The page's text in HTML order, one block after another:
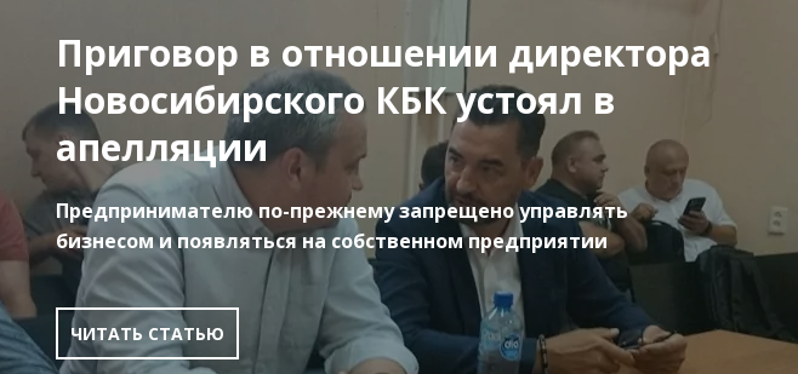
Приговор в отношении директора
Новосибирского КБК устоял в
апелляции
Предпринимателю по-прежнему запрещено управлять
бизнесом и появляться на собственном предприятии
ЧИТАТЬ СТАТЬЮ